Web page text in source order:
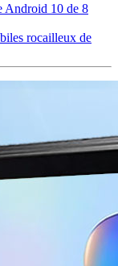
Android 10 de 8
rocailleux de